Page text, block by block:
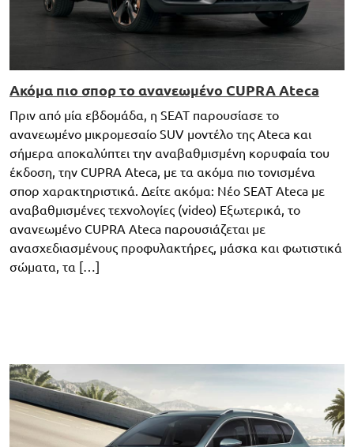
Ακόμα πιο σπορ το ανανεωμένο CUPRA Ateca
Πριν από μία εβδομάδα, η SEAT παρουσίασε το
ανανεωμένο μικρομεσαίο SUV μοντέλο της Ateca και
σήμερα αποκαλύπτει την αναβαθμισμένη κορυφαία του
έκδοση, την CUPRA Ateca, με τα ακόμα πιο τονισμένα
σπορ χαρακτηριστικά. Δείτε ακόμα: Νέο SEAT Ateca με
αναβαθμισμένες τεχνολογίες (video) Εξωτερικά, το
ανανεωμένο CUPRA Ateca παρουσιάζεται με
ανασχεδιασμένους προφυλακτήρες, μάσκα και φωτιστικά
σώματα, τα […]